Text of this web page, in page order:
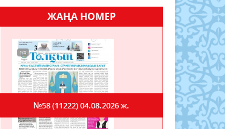
ЖАҢА НОМЕР
№58 (11222)04.08.2026 ж.